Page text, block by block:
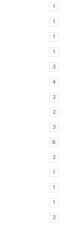
1
1
1
1
3
4
2
2
3
6
2
1
1
1
2